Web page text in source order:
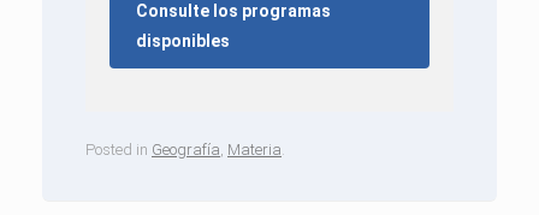
Consulte los programas
disponibles
Posted in Geografía Materia